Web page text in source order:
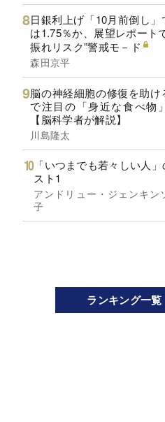
日銀利上げ「10月前倒し
は1.75％か、展望レポート
振れリスク”警戒モ－ド
森田京平
脳の神経細胞の修復を助
で注目の「身近な食べ物
【脳科学者が解説】
川島隆太
「いつまでも若々しい人
スト1
アンドリュー・ジェンキン
子
ランキング一覧